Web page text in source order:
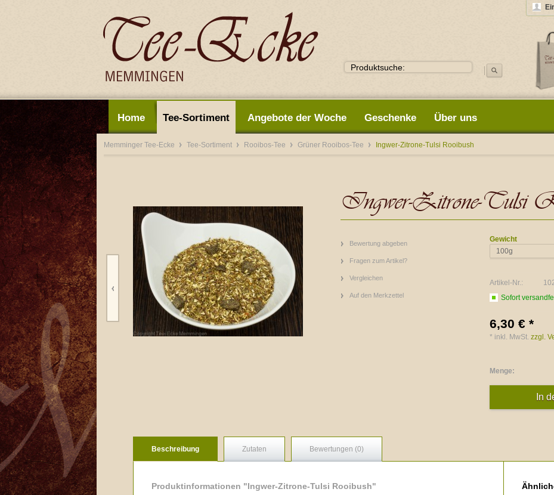
Home Tee-Sortiment Angebote der Woche Geschenke Über uns
Memminger Tee-Ecke Tee-Sortiment Rooibos-Tee Grüner Rooibos-Tee Ingwer-Zitrone-Tulsi Rooibush
Ingwer-Zitrone-Tulsi
Bewertung abgeben
Fragen zum Artikel?
Vergleichen
Auf den Merkzettel
Gewicht
100g
Artikel-Nr.:
Sofort
6,30 € *
* inkl. MwSt. zzgl.
Menge:
Beschreibung Zutaten Bewertungen (0)
Produktinformationen "Ingwer-Zitrone-Tulsi Rooibush"